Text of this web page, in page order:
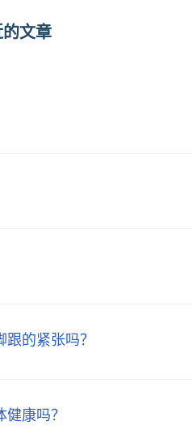
的文章
的紧张吗？
康吗？